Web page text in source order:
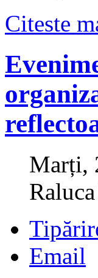
Citeste
Marți,
Email